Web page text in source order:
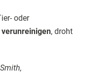
oder
verunreinigen, droht